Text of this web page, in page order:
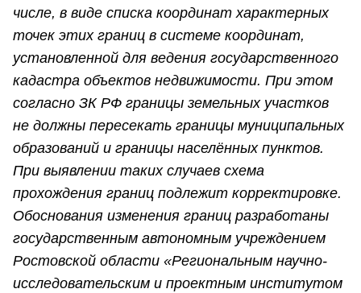
числе, в виде списка координат характерных
точек этих границ в системе координат,
установленной для ведения государственного
кадастра объектов недвижимости. При этом
согласно ЗК РФ границы земельных участков
не должны пересекать границы муниципальных
образований и границы населённых пунктов.
При выявлении таких случаев схема
прохождения границ подлежит корректировке.
Обоснования изменения границ разработаны
государственным автономным учреждением
Ростовской области «Региональным научно-
исследовательским и проектным институтом